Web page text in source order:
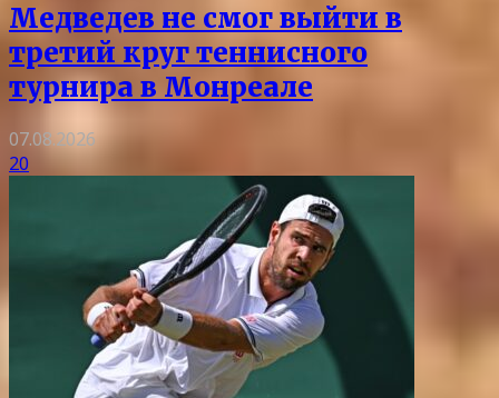
Медведев не смог выйти в
третий круг теннисного
турнира в Монреале
07.08.2026
20